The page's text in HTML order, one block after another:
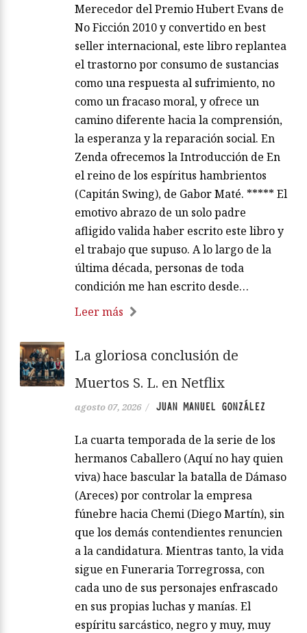
Merecedor del Premio Hubert Evans de
No Ficción 2010 y convertido en best
seller internacional, este libro replantea
el trastorno por consumo de sustancias
como una respuesta al sufrimiento, no
como un fracaso moral, y ofrece un
camino diferente hacia la comprensión,
la esperanza y la reparación social. En
Zenda ofrecemos la Introducción de En
el reino de los espíritus hambrientos
(Capitán Swing), de Gabor Maté. ***** El
emotivo abrazo de un solo padre
afligido valida haber escrito este libro y
el trabajo que supuso. A lo largo de la
última década, personas de toda
condición me han escrito desde…
Leer más
La gloriosa conclusión de
Muertos S. L. en Netflix
agosto 07, 2026 / JUAN MANUEL GONZÁLEZ
La cuarta temporada de la serie de los
hermanos Caballero (Aquí no hay quien
viva) hace bascular la batalla de Dámaso
(Areces) por controlar la empresa
fúnebre hacia Chemi (Diego Martín), sin
que los demás contendientes renuncien
a la candidatura. Mientras tanto, la vida
sigue en Funeraria Torregrossa, con
cada uno de sus personajes enfrascado
en sus propias luchas y manías. El
espíritu sarcástico, negro y muy, muy